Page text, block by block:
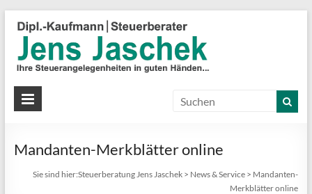
Jaschek
Ihre
Mandanten-Merkblätter online
Sie sind hier:Steuerberatung Jens Jaschek > News & Service > Mandanten-
Merkblätter online